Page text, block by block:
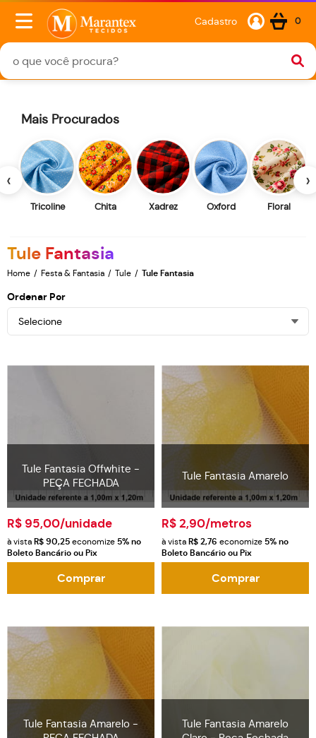
Cadastro 0
‹
Mais Procurados
Tricoline Chita Xadrez Oxford Floral
›
Tule Fantasia
Home Festa & Fantasia Tule Tule Fantasia
Ordenar Por
Selecione
Tule Fantasia Offwhite -
PEÇA FECHADA
R$ 95,00/unidade
à vista R$ 90,25 economize 5%no
Boleto Bancário ou Pix
Comprar
Tule Fantasia Amarelo
R$ 2,90/metros
à vista R$ 2,76 economize 5%no
Boleto Bancário ou Pix
Comprar
Tule Fantasia Amarelo -
Tule Fantasia Amarelo